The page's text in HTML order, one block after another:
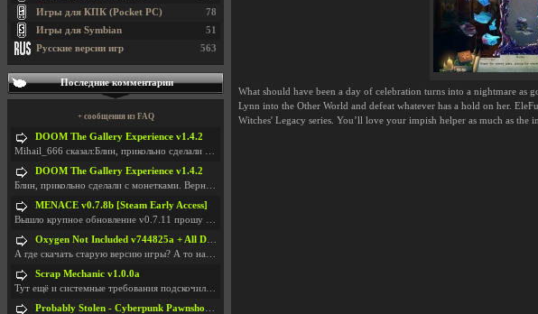
What should have been a day of celebration turns into a nightmare
Lynn into the Other World and defeat whatever has a hold on her.
Witches' Legacy series. You’ll love your impish helper as much as the
78
Игры для КПК (Pocket PC)
51
Игры для Symbian
563
Русские версии игр
Последние комментарии
+ сообщения из FAQ
DOOM The Gallery Experience v1.4.2
Mihail_666 сказал:Блин, прикольно сделали с монетк
DOOM The Gallery Experience v1.4.2
Блин, прикольно сделали с монетками. Вернулся в св
MENACE v0.7.8b [Steam Early Access]
Вышло крупное обновление v0.7.11 прошу обновить
Oxygen Not Included v744825a + All DLC
А где скачать старую версию игры? А то на новой но
Scrap Mechanic v1.0.0a
Тут ещё и системные требования подскочили. Если не
Probably Stolen - Cyberpunk Pawnshop Simulator v048c [Playtest]